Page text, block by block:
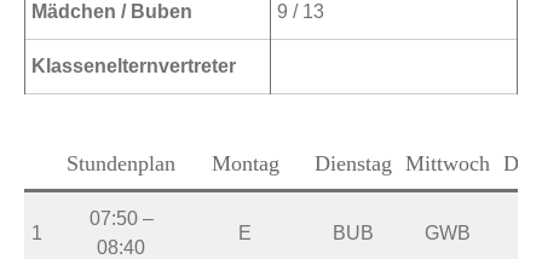
Mädchen / Buben 9 / 13
Klassenelternvertreter
Stundenplan Montag Dienstag Mittwoch
1
07:50 –
08:40
E BUB GWB